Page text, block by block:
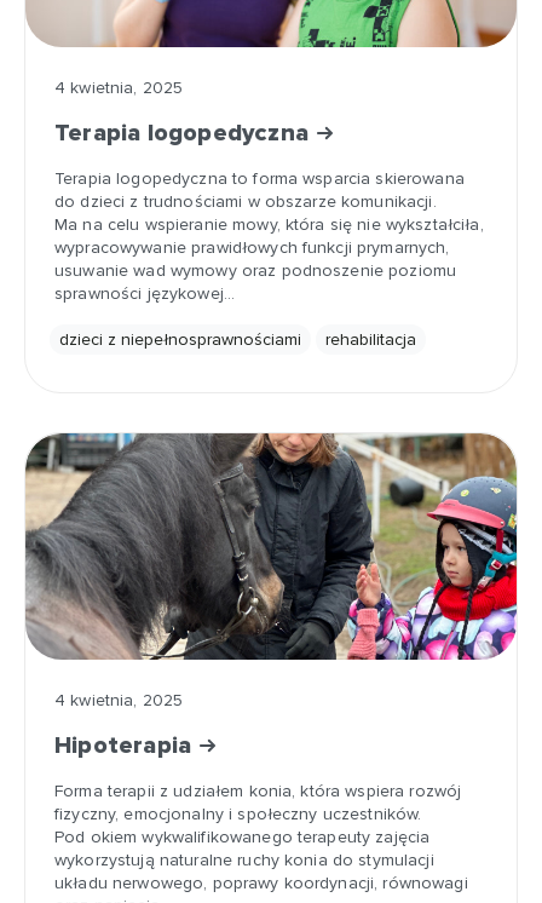
4 kwietnia, 2025
Terapia logopedyczna
Terapia logopedyczna to forma wsparcia skierowana
do dzieci z trudnościami w obszarze komunikacji.
Ma na celu wspieranie mowy, która się nie wykształciła,
wypracowywanie prawidłowych funkcji prymarnych,
usuwanie wad wymowy oraz podnoszenie poziomu
sprawności językowej…
dzieci z niepełnosprawnościami rehabilitacja
4 kwietnia, 2025
Hipoterapia
Forma terapii z udziałem konia, która wspiera rozwój
fizyczny, emocjonalny i społeczny uczestników.
Pod okiem wykwalifikowanego terapeuty zajęcia
wykorzystują naturalne ruchy konia do stymulacji
układu nerwowego, poprawy koordynacji, równowagi